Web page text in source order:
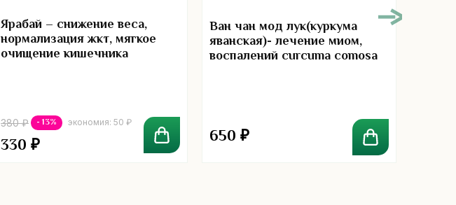
Ярабай – снижение веса,
нормализация жкт, мягкое
очищение кишечника
380₽ - 13% экономия: 50 ₽
330 ₽
Ван чан мод лук(куркума
яванская)- лечение миом,
воспалений curcuma comosa
650 ₽